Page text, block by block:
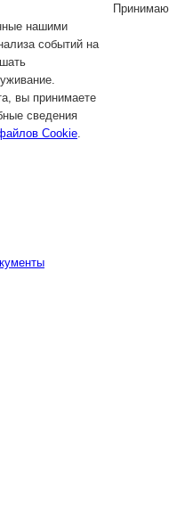
нашими
событий на
вы принимаете
сведения
Cookie.
Принимаю